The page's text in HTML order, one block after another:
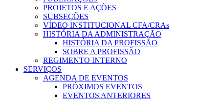
PROJETOS E AÇÕES
SUBSEÇÕES
VÍDEO INSTITUCIONAL CFA/CRAs
HISTÓRIA DA ADMINISTRAÇÃO
HISTÓRIA DA PROFISSÃO
SOBRE A PROFISSÃO
REGIMENTO INTERNO
SERVIÇOS
AGENDA DE EVENTOS
PRÓXIMOS EVENTOS
EVENTOS ANTERIORES